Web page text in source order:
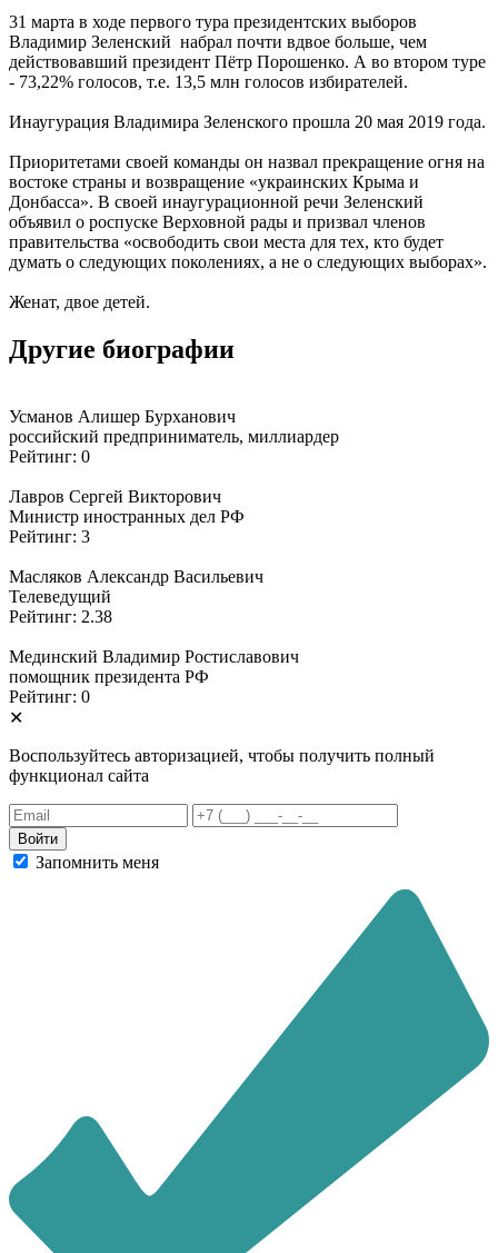
31 марта в ходе первого тура президентских выборов
Владимир Зеленский набрал почти вдвое больше, чем
действовавший президент Пётр Порошенко. А во втором туре
- 73,22% голосов, т.е. 13,5 млн голосов избирателей.
Инаугурация Владимира Зеленского прошла 20 мая 2019 года.
Приоритетами своей команды он назвал прекращение огня на
востоке страны и возвращение «украинских Крыма и
Донбасса». В своей инаугурационной речи Зеленский
объявил о роспуске Верховной рады и призвал членов
правительства «освободить свои места для тех, кто будет
думать о следующих поколениях, а не о следующих выборах».
Женат, двое детей.
Другие биографии
Усманов Алишер Бурханович
российский предприниматель, миллиардер
Рейтинг: 0
Лавров Сергей Викторович
Министр иностранных дел РФ
Рейтинг: 3
Масляков Александр Васильевич
Телеведущий
Рейтинг: 2.38
Мединский Владимир Ростиславович
помощник президента РФ
Рейтинг: 0
✕
Воспользуйтесь авторизацией, чтобы получить полный
функционал сайта
Запомнить меня